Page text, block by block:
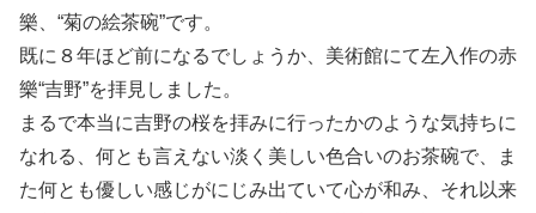
樂、“菊の絵茶碗”です。
既に８年ほど前になるでしょうか、美術館にて左入作の赤
樂“吉野”を拝見しました。
まるで本当に吉野の桜を拝みに行ったかのような気持ちに
なれる、何とも言えない淡く美しい色合いのお茶碗で、ま
た何とも優しい感じがにじみ出ていて心が和み、それ以来